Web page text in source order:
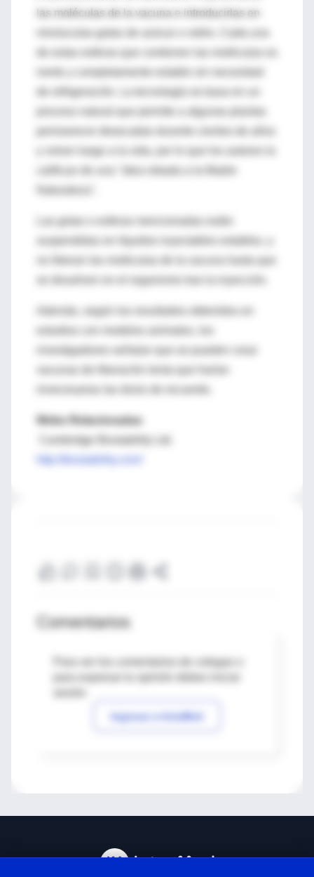
las moléculas de la vacuna e introducirlas en
minúsculas gotas de azúcar o vidrio. Cada una
de refrigeración. La tecnología se basa en un
proceso natural que permite a algunas plantas
y volver luego a la vida, por lo que los autores la
Las gotas o esferas mencionadas están
se disuelven en el organismo tras la inyección.
Además, según los resultados obtenidos en
investigadores señalan que se pueden crear
Webs Relacionadas
Cambridge Biostability Ltd.
Comentarios
Para ver los comentarios de colegas o
Ingresar a IntraMed